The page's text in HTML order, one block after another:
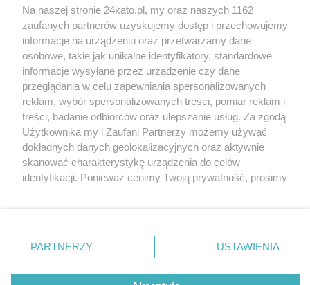
Wydawca mediów lokalnych
Nie zapomnij
zapoznać się z:
polityką prywatności regulamin korzystania z portali
Twojemiasto
Piekary Śląskie
Chorzów
Tarnowskie Góry
Gliwice
Skontaktuj sięz nami
Kontakt
Wydawca
Redakcja
Na naszej stronie 24kato.pl, my oraz naszych 1162
zaufanych partnerów uzyskujemy dostęp i przechowujemy
informacje na urządzeniu oraz przetwarzamy dane
osobowe, takie jak unikalne identyfikatory, standardowe
informacje wysyłane przez urządzenie czy dane
przeglądania w celu zapewniania spersonalizowanych
reklam, wybór spersonalizowanych treści, pomiar reklam i
treści, badanie odbiorców oraz ulepszanie usług. Za zgodą
Użytkownika my i Zaufani Partnerzy możemy używać
dokładnych danych geolokalizacyjnych oraz aktywnie
skanować charakterystykę urządzenia do celów
identyfikacji. Ponieważ cenimy Twoją prywatność, prosimy
prywatności znajdujący się w lewym dolnym rogu strony
. Niektóre rodzaje przetwarzania danych nie wymagają
zgody użytkownika, ale masz prawo sprzeciwić się
PARTNERZY USTAWIENIA